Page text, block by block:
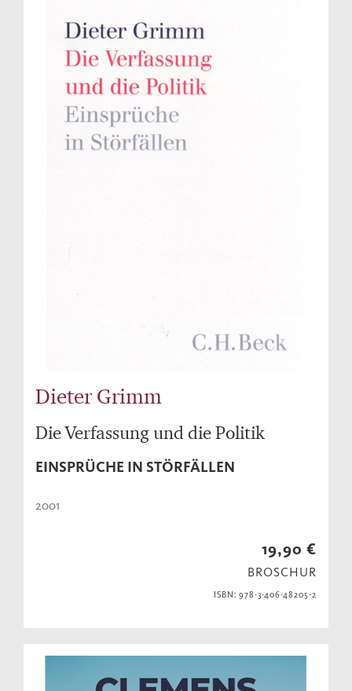
Dieter Grimm
Die Verfassung und die Politik
EINSPRÜCHE IN STÖRFÄLLEN
2001
19,90 €
BROSCHUR
ISBN: 978-3-406-48205-2